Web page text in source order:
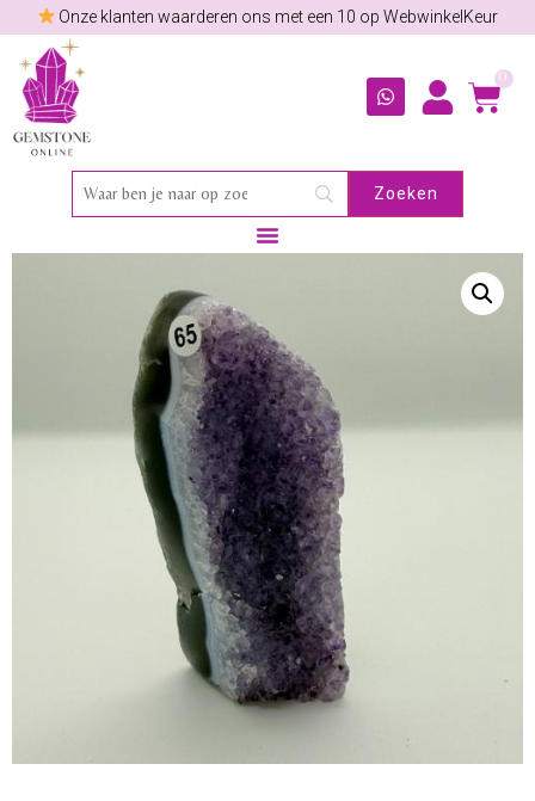
Onze klanten waarderen ons met een 10 op WebwinkelKeur
0